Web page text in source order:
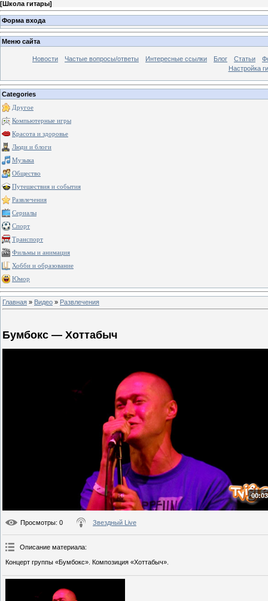
[Школа гитары]
Форма входа
Меню сайта
Новости Частые вопросы/ответы Интересные ссылки Блог Статьи
Настройка
Categories
Другое
Компьютерные игры
Красота и здоровье
Люди и блоги
Музыка
Общество
Путешествия и события
Развлечения
Сериалы
Спорт
Транспорт
Фильмы и анимация
Хобби и образование
Юмор
Главная » Видео » Развлечения
Бумбокс — Хоттабыч
Просмотры: 0 Звездный Live
Описание материала:
Концерт группы «Бумбокс». Композиция «Хоттабыч».